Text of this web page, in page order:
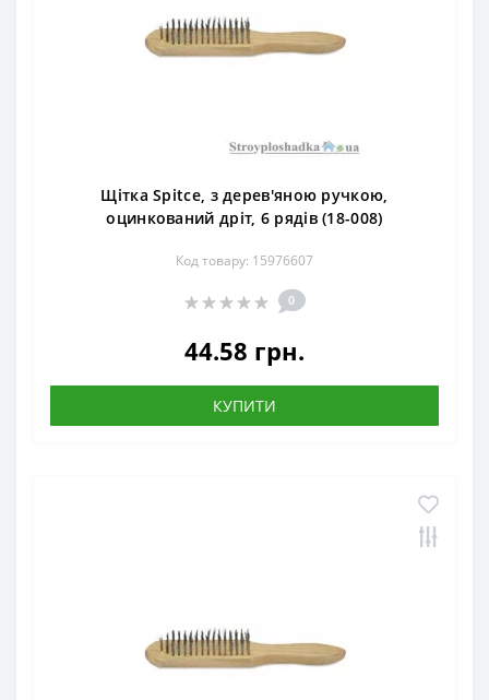
Щітка Spitce, з дерев'яною ручкою,
оцинкований дріт, 6 рядів (18-008)
Код товару: 15976607
0
44.58 грн.
КУПИТИ